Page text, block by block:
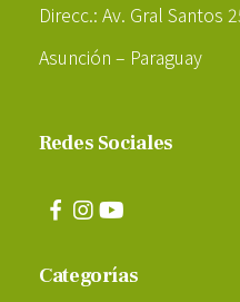
Direcc.: Av. Gral Santos
Asunción – Paraguay
Redes Sociales
Categorías